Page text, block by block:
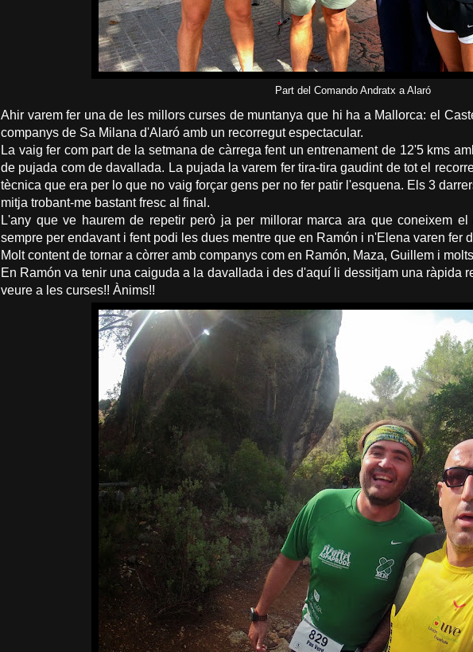
Part del Comando Andratx a Alaró
Ahir varem fer una de les millors curses de muntanya que hi ha a Mallorca: el
companys de Sa Milana d'Alaró amb un recorregut espectacular.
La vaig fer com part de la setmana de càrrega fent un entrenament de 12'5 kms
de pujada com de davallada. La pujada la varem fer tira-tira gaudint de tot el
tècnica que era per lo que no vaig forçar gens per no fer patir l'esquena. Els 3
mitja trobant-me bastant fresc al final.
L'any que ve haurem de repetir però ja per millorar marca ara que coneixem
sempre per endavant i fent podi les dues mentre que en Ramón i n'Elena varen fer
Molt content de tornar a còrrer amb companys com en Ramón, Maza, Guillem i
En Ramón va tenir una caiguda a la davallada i des d'aquí li dessitjam una ràpida
veure a les curses!! Ànims!!